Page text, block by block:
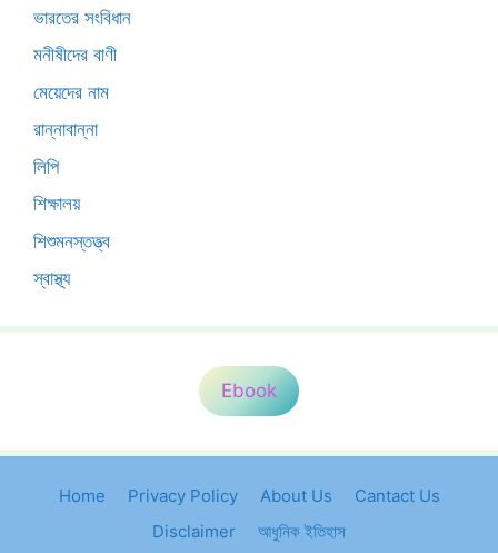
ভারতের সংবিধান
মনীষীদের বাণী
মেয়েদের নাম
রান্নাবান্না
লিপি
শিক্ষালয়
শিশুমনস্তত্ত্ব
স্বাস্থ্য
Ebook
Home Privacy Policy About Us
Cantact Us
Disclaimer
আধুনিক ইতিহাস